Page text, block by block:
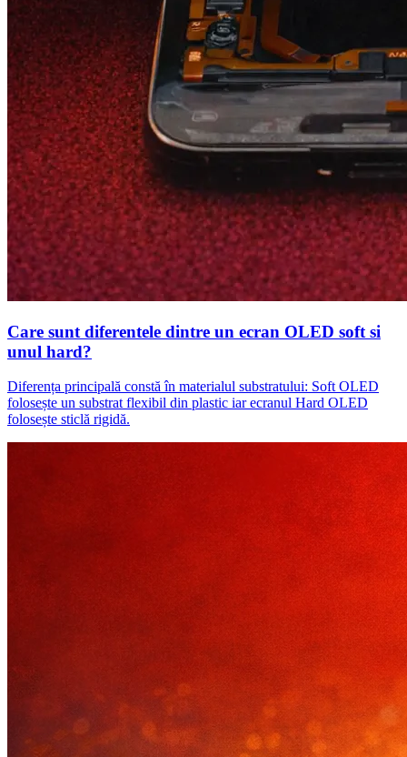
Care sunt diferentele dintre un ecran OLED soft si
unul hard?
Diferența principală constă în materialul substratului: Soft OLED
folosește un substrat flexibil din plastic iar ecranul Hard OLED
folosește sticlă rigidă.